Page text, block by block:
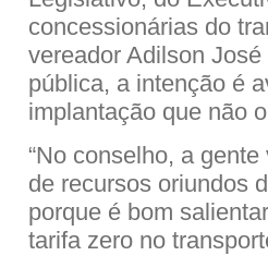
concessionárias do
vereador Adilson
pública, a intenção é
implantação que não
“No conselho, a
de recursos oriundos
porque é bom
tarifa zero no